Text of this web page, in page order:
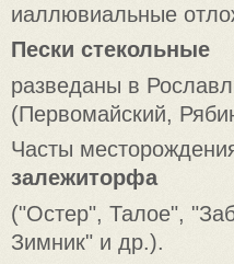
иаллювиальные
Пески стекольные
разведаны в
(Первомайский,
Часты
залежиторфа
("Остер", Талое",
Зимник" и др.).